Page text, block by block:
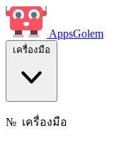
AppsGolem
เครื่องมือ
№ เครื่องมือ